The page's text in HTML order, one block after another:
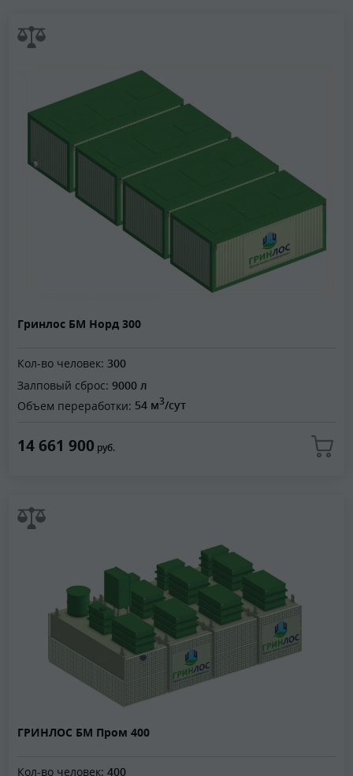
Гринлос БМ Норд 300
Кол-во человек: 300
Залповый сброс: 9000 л
Объем переработки: 54 м3/сут
14 661 900 руб.
ГРИНЛОС БМ Пром 400
Кол-во человек: 400